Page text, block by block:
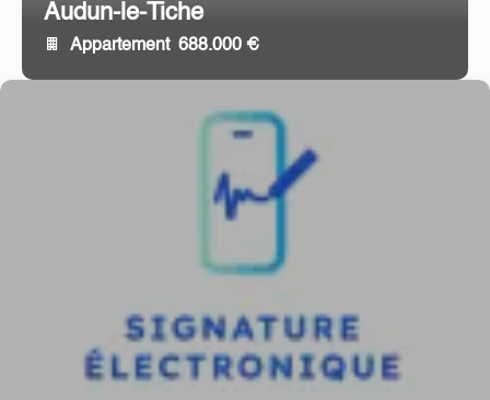
Audun-le-Tiche
Appartement 688.000 €